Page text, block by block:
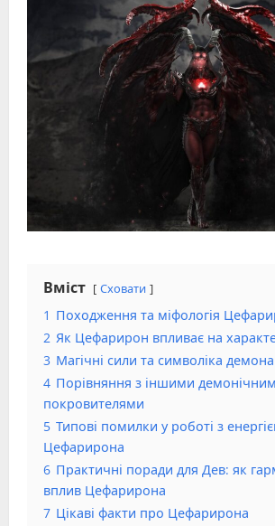
Вміст Сховати
1 Походження та міфологія
2 Як Цефарирон впливає на
3 Магічні сили та символіка демона
4 Порівняння з іншими
покровителями
5 Типові помилки у роботі з
Цефарирона
6 Практичні поради для Дев: як
вплив Цефарирона
7 Цікаві факти про Цефарирона